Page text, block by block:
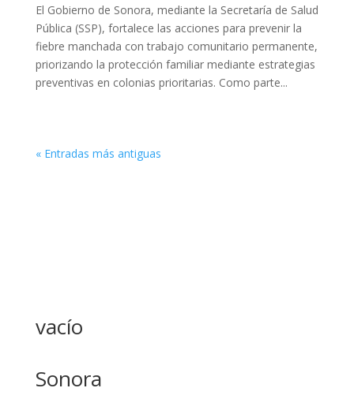
El Gobierno de Sonora, mediante la Secretaría de Salud
Pública (SSP), fortalece las acciones para prevenir la
fiebre manchada con trabajo comunitario permanente,
priorizando la protección familiar mediante estrategias
preventivas en colonias prioritarias. Como parte...
« Entradas más antiguas
vacío
Sonora